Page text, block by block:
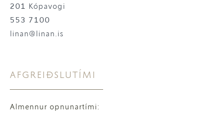
201 Kópavogi
553 7100
linan@linan.is
AFGREIÐSLUTÍMI
Almennur opnunartími: